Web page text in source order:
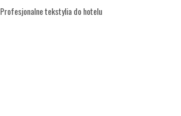
Profesjonalne tekstylia do hotelu